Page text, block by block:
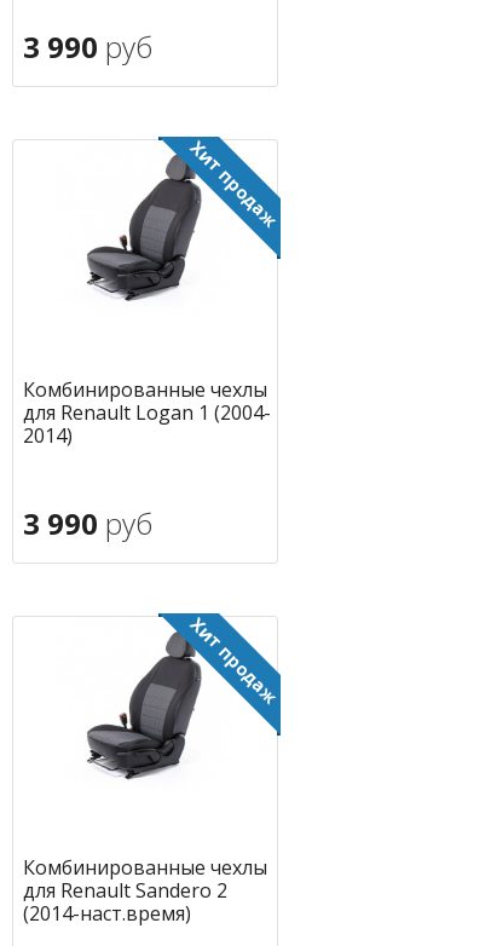
3 990 руб
В корзину
Комбинированные чехлы
для Renault Logan 1 (2004-
2014)
3 990 руб
Комбинированные чехлы
для Renault Sandero 2
(2014-наст.время)